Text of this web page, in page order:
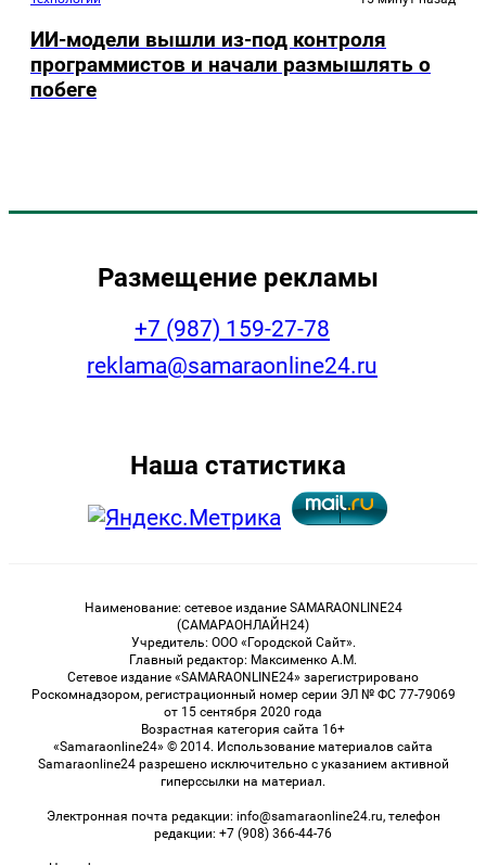
ИИ-модели вышли из-под контроля
программистов и начали размышлять о
побеге
Размещение рекламы
+7 (987) 159-27-78
reklama@samaraonline24.ru
Наша статистика
Наименование: сетевое издание SAMARAONLINE24
(САМАРАОНЛАЙН24)
Учредитель: ООО «Городской Сайт».
Главный редактор: Максименко А.М.
Сетевое издание «SAMARAONLINE24» зарегистрировано
Роскомнадзором, регистрационный номер серии ЭЛ № ФС 77-79069
от 15 сентября 2020 года
Возрастная категория сайта 16+
«Samaraonline24» © 2014. Использование материалов сайта
Samaraonline24 разрешено исключительно с указанием активной
гиперссылки на материал.
Электронная почта редакции: info@samaraonline24.ru, телефон
редакции: +7 (908) 366-44-76